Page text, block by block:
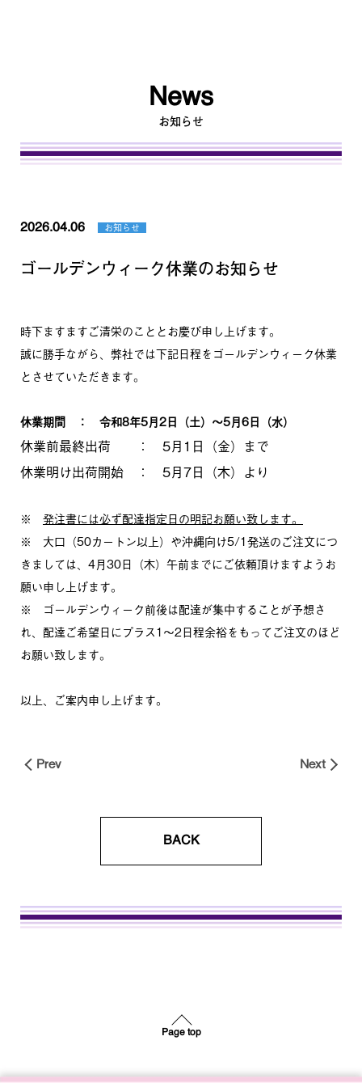
重光商事の特長
会社概要
お知らせ
採用情報
ブランドコンセプト
News
お知らせ
2026.04.06 お知らせ
ゴールデンウィーク休業のお知らせ
時下ますますご清栄のこととお慶び申し上げます。
誠に勝手ながら、弊社では下記日程をゴールデンウィーク休業
とさせていただきます。
休業期間 ： 令和8年5 月 2 日（土）～5 月 6 日（水）
休業前最終出荷 ： 5月1日（金）まで
休業明け出荷開始 ： 5月7日（木）より
※ 発注書には必ず配達指定日の明記お願い致します。
※ 大口（50カートン以上）や沖縄向け5/1発送のご注文につ
きましては、4月30日（木）午前までにご依頼頂けますようお
願い申し上げます。
※ ゴールデンウィーク前後は配達が集中することが予想さ
れ、配達ご希望日にプラス1～2日程余裕をもってご注文のほど
お願い致します。
以上、ご案内申し上げます。
Prev Next
BACK
Page top